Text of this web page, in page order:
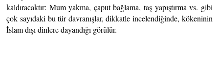
kaldıracaktır: Mum yakma, çaput bağlama, taş yapıştırma vs. gibi
çok sayıdaki bu tür davranışlar, dikkatle incelendiğinde, kökeninin
İslam dışı dinlere dayandığı görülür.